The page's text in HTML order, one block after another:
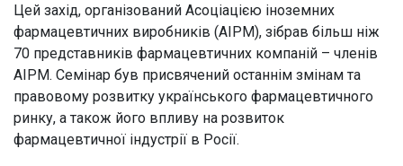
Цей захід, організований Асоціацією іноземних
фармацевтичних виробників (AIPM), зібрав більш ніж
70 представників фармацевтичних компаній – членів
AIPM. Семінар був присвячений останнім змінам та
правовому розвитку українського фармацевтичного
ринку, а також його впливу на розвиток
фармацевтичної індустрії в Росії.